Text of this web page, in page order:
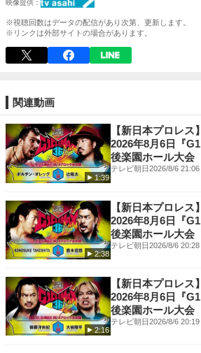
(7分52秒) パワーボムホイップ→エビ固め
新日本プロレス観るなら NJPW WORLD で！
登録＆視聴⇒https://www.njpwworld.com/
⇒https://www.amazon.co.jp/channels/
《初回7日間無料》
★NJPW WORLD 公式SNS
X -https://twitter.com/njpwworld
Facebook -https://www.facebook.com/
Instagram -https://www.instagram.com/
※視聴回数はデータの配信があり次第、更新します。
※リンクは外部サイトの場合があります。
関連動画
1:39
【新日本プロレス
2026年8月6日『
後楽園ホール大会
テレビ朝日2026/8/6 21:06
2:38
【新日本プロレス
2026年8月6日『
後楽園ホール大会
テレビ朝日2026/8/6 20:28
2:16
【新日本プロレス
2026年8月6日『
後楽園ホール大会
テレビ朝日2026/8/6 20:19